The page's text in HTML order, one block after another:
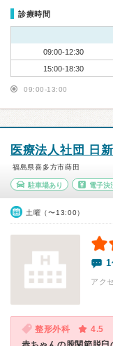
診療時間
09:00-12:30
15:00-18:30
09:00-13:00
医療法人社団 日
福島県喜多方市蒔田
駐車場あり 電子決
土曜（〜13:00）
1
アク
整形外科
4.5